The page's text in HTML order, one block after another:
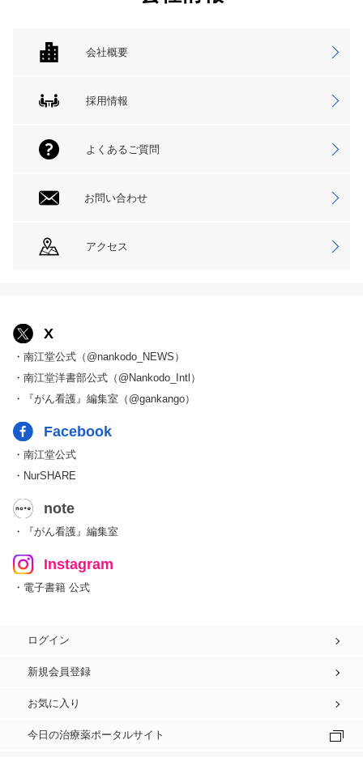
会社概要
採用情報
よくあるご質問
お問い合わせ
アクセス
X
・南江堂公式（@nankodo_NEWS）
・南江堂洋書部公式（@Nankodo_Intl）
・『がん看護』編集室（@gankango）
Facebook
・南江堂公式
・NurSHARE
note
・『がん看護』編集室
Instagram
・電子書籍 公式
ログイン
新規会員登録
お気に入り
今日の治療薬ポータルサイト